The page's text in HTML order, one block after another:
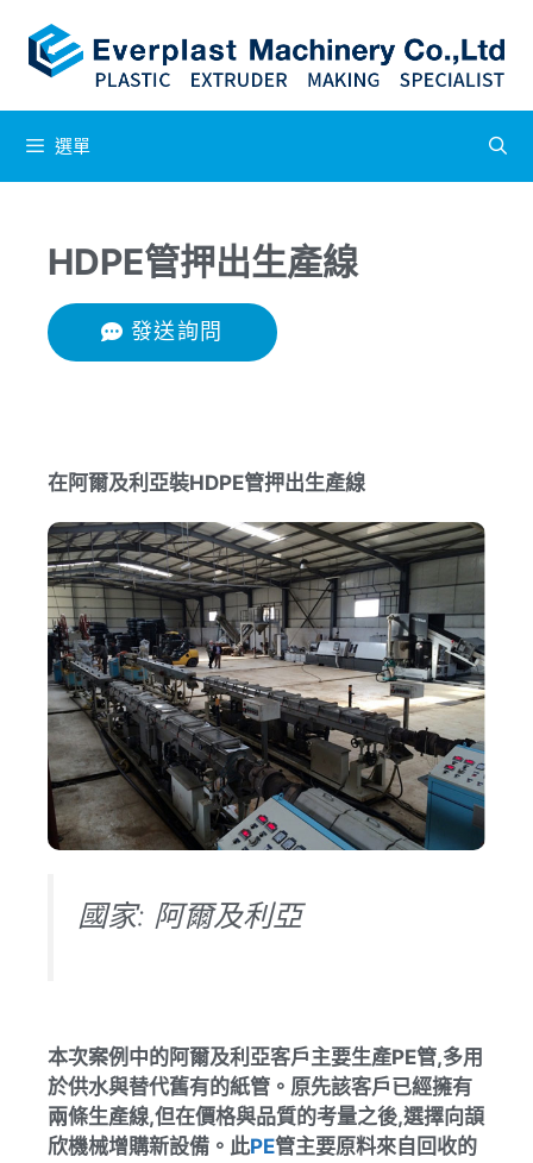
選單
HDPE管押出生產線
發送詢問
在阿爾及利亞裝HDPE管押出生產線
國家: 阿爾及利亞
本次案例中的阿爾及利亞客戶主要生產PE管,多用
於供水與替代舊有的紙管。原先該客戶已經擁有
兩條生產線,但在價格與品質的考量之後,選擇向頡
欣機械增購新設備。此PE管主要原料來自回收的